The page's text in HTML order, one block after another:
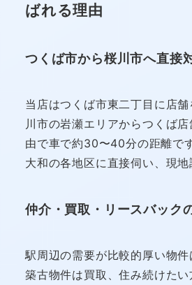
ばれる理由
つくば市から桜川市へ直接
当店はつくば市東二丁目に店
川市の岩瀬エリアからつくば
由で車で約30〜40分の距離で
大和の各地区に直接伺い、現地
仲介・買取・リースバック
駅周辺の需要が比較的厚い物
築古物件は買取、住み続けた